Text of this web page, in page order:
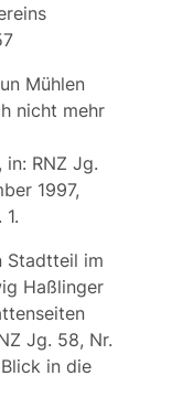
Mühlen
nicht mehr
in: RNZ Jg.
1997,
Stadtteil im
Haßlinger
Jg. 58, Nr.
in die